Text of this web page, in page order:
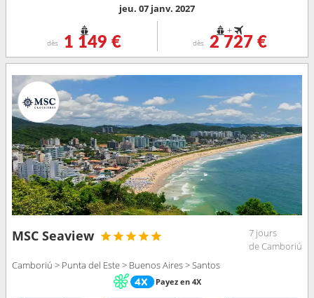
jeu. 07 janv. 2027
dès 1 149 €
+
dès 2 727 €
MSC Seaview
7 jours
de Camboriú
Camboriú > Punta del Este > Buenos Aires > Santos
Payez en 4X